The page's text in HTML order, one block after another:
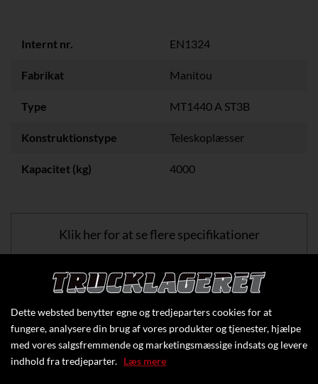
Internt nr. EN1324
Fabrikat Manitou
Type MT1440 A ST3B
Konstruktionstype Teleskoplæsser
Kapacitet (kg) 4000
Klik her for at se flere specifikationer
Dette websted benytter egne og tredjeparters cookies for at
fungere, analysere din brug af vores produkter og tjenester, hjælpe
med vores salgsfremmende og marketingsmæssige indsats og levere
indhold fra tredjeparter. Læs mere